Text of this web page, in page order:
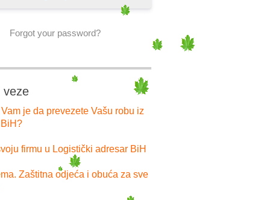
Forgot your password?
veze
je da prevezete Vašu robu iz
firmu u Logistički adresar BiH
Zaštitna odjeća i obuća za sve